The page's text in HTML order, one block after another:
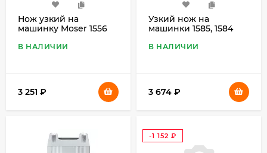
Нож узкий на
машинку Moser 1556
В НАЛИЧИИ
3 251 ₽
Узкий нож на
машинки 1585, 1584
В НАЛИЧИИ
3 674 ₽
-1 152 ₽